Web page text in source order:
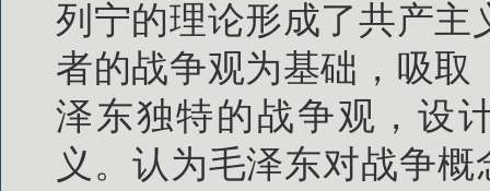
列宁的理论形成了共产主
者的战争观为基础，吸
泽东独特的战争观，设
义。认为毛泽东对战争